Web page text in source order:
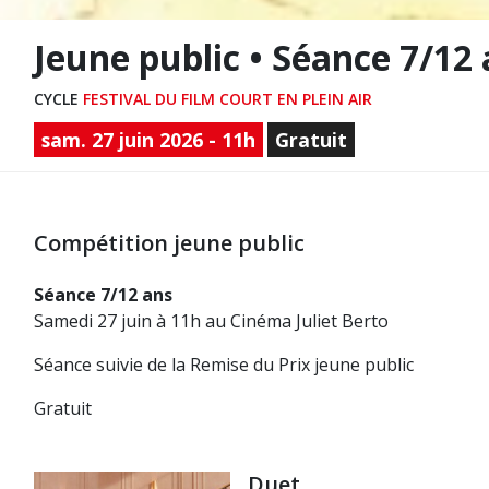
Jeune public • Séance 7/12
CYCLE FESTIVAL DU FILM COURT EN PLEIN AIR
sam. 27 juin 2026 - 11h Gratuit
Compétition jeune public
Séance 7/12 ans
Samedi 27 juin à 11h au Cinéma Juliet Berto
Séance suivie de la Remise du Prix jeune public
Gratuit